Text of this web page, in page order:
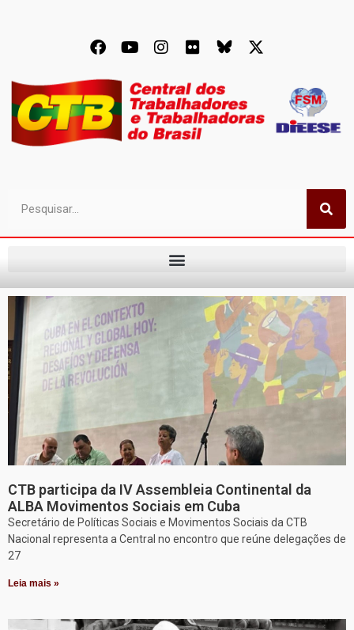
CTB participa da IV Assembleia Continental da
ALBA Movimentos Sociais em Cuba
Secretário de Políticas Sociais e Movimentos Sociais da CTB
Nacional representa a Central no encontro que reúne delegações de
27
Leia mais »